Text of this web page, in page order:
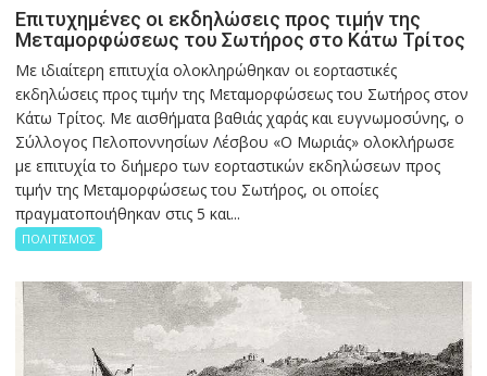
Επιτυχημένες οι εκδηλώσεις προς τιμήν της
Μεταμορφώσεως του Σωτήρος στο Κάτω Τρίτος
Με ιδιαίτερη επιτυχία ολοκληρώθηκαν οι εορταστικές
εκδηλώσεις προς τιμήν της Μεταμορφώσεως του Σωτήρος στον
Κάτω Τρίτος. Με αισθήματα βαθιάς χαράς και ευγνωμοσύνης, ο
Σύλλογος Πελοποννησίων Λέσβου «Ο Μωριάς» ολοκλήρωσε
με επιτυχία το διήμερο των εορταστικών εκδηλώσεων προς
τιμήν της Μεταμορφώσεως του Σωτήρος, οι οποίες
πραγματοποιήθηκαν στις 5 και...
ΠΟΛΙΤΙΣΜΟΣ